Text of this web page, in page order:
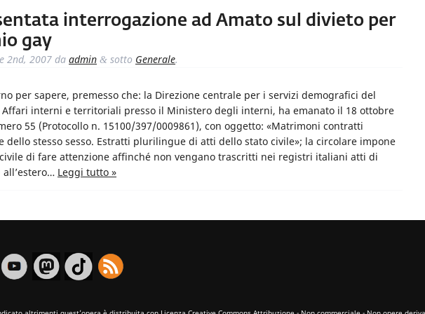
interrogazione ad Amato sul divieto per
gay
2nd, 2007 da admin & sotto Generale.
per sapere, premesso che: la Direzione centrale per i servizi demografici del
interni e territoriali presso il Ministero degli interni, ha emanato il 18 ottobre
55 (Protocollo n. 15100/397/0009861), con oggetto: «Matrimoni contratti
dello stesso sesso. Estratti plurilingue di atti dello stato civile»; la circolare impone
di fare attenzione affinché non vengano trascritti nei registri italiani atti di
Leggi tutto »